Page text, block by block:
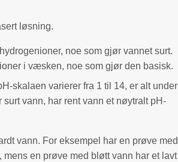
løsning.
noe som gjør vannet surt.
i væsken, noe som gjør den basisk.
skalaen varierer fra 1 til 14, er alt under
vann, har rent vann et nøytralt pH-
vann. For eksempel har en prøve med
en prøve med bløtt vann har et lavt